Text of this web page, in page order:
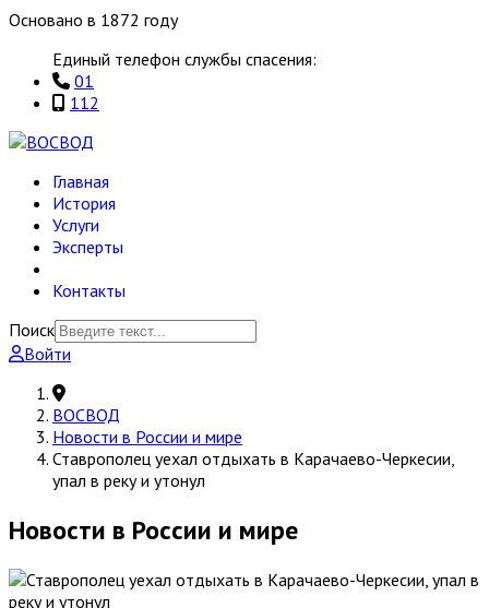
Основано в 1872 году
Единый телефон службы спасения:
01
112
Главная
История
Услуги
Эксперты
Контакты
Поиск
Войти
ВОСВОД
Новости в России и мире
Ставрополец уехал отдыхать в Карачаево-Черкесии,
упал в реку и утонул
Новости в России и мире